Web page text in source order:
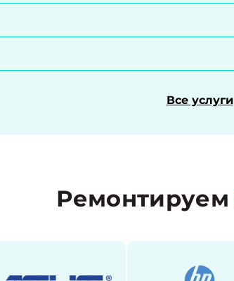
Все услуги
Ремонтируем